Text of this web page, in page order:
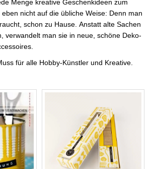
Menge kreative Geschenkideen zum
nicht auf die übliche Weise: Denn man
schon zu Hause. Anstatt alte Sachen
verwandelt man sie in neue, schöne Deko-
für alle Hobby-Künstler und Kreative.